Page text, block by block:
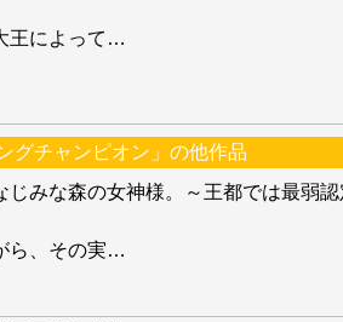
王によって …
グチャンピオン」の他作品
みな森の女神様。～王都では最弱
ら、その実…